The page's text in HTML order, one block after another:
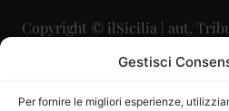
Gestisci
Per fornire le migliori esperienze,
Copyright © ilSicilia | aut.
29/09/